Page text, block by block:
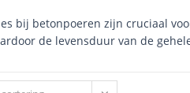
bij betonpoeren zijn cruciaal
de levensduur van de